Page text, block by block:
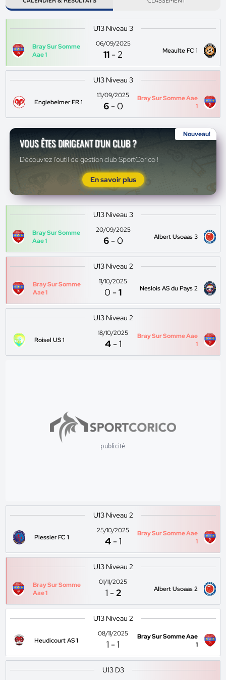
U13 Niveau 3
Bray Sur Somme
Aae 1
06/09/2025
11 -2 Meaulte FC 1
U13 Niveau 3
Englebelmer FR 1
13/09/2025
6 -0
Bray Sur Somme Aae
1
Nouveau!
VOUS ÊTES DIRIGEANT D'UN CLUB ?
Découvrez l'outil de gestion club SportCorico !
En savoir plus
U13 Niveau 3
Bray Sur Somme
Aae 1
20/09/2025
6 -0 Albert Usoaas 3
U13 Niveau 2
Bray Sur Somme
Aae 1
11/10/2025
0 -1 Neslois AS du Pays 2
U13 Niveau 2
Roisel US 1
18/10/2025
4 -1
Bray Sur Somme Aae
1
publicité
U13 Niveau 2
Plessier FC 1
25/10/2025
4 -1
Bray Sur Somme Aae
1
U13 Niveau 2
Bray Sur Somme
Aae 1
01/11/2025
1 -2 Albert Usoaas 2
U13 Niveau 2
Heudicourt AS 1
08/11/2025
1 -1
Bray Sur Somme Aae
1
U13 D3